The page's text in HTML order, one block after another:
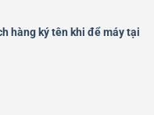
hàng ký tên khi để máy tại